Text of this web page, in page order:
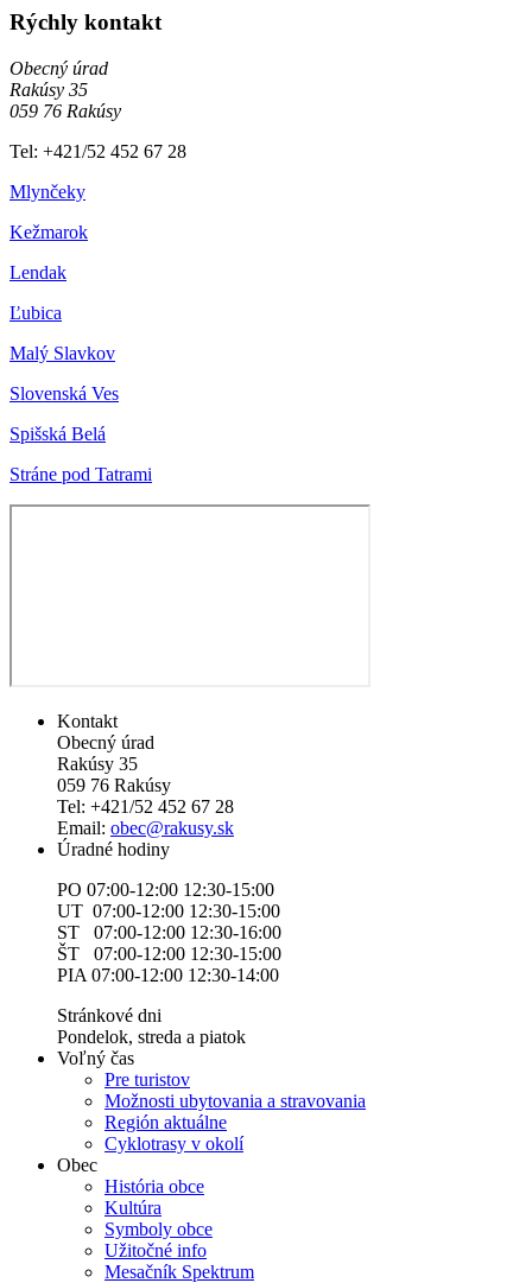
Rýchly kontakt
Obecný úrad
Rakúsy 35
059 76 Rakúsy
Tel: +421/52 452 67 28
Mlynčeky
Kežmarok
Lendak
Ľubica
Malý Slavkov
Slovenská Ves
Spišská Belá
Stráne pod Tatrami
Kontakt
Obecný úrad
Rakúsy 35
059 76 Rakúsy
Tel: +421/52 452 67 28
Email: obec@rakusy.sk
Úradné hodiny
PO 07:00-12:00 12:30-15:00
UT 07:00-12:00 12:30-15:00
ST 07:00-12:00 12:30-16:00
ŠT 07:00-12:00 12:30-15:00
PIA 07:00-12:00 12:30-14:00
Stránkové dni
Pondelok, streda a piatok
Voľný čas
Pre turistov
Možnosti ubytovania a stravovania
Región aktuálne
Cyklotrasy v okolí
Obec
História obce
Kultúra
Symboly obce
Užitočné info
Mesačník Spektrum